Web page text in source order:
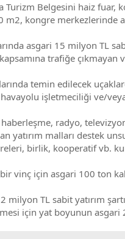
Turizm Belgesini haiz
kongre merkezlerinde
asgari 15 milyon TL
trafiğe
temin edilecek
işletmeciliği ve/
radyo,
yatırım malları destek
birlik, kooperatif vb.
vinç için asgari 100 ton
milyon TL sabit yatırım
için yat boyunun asgari